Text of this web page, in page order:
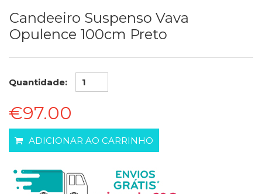
Candeeiro Suspenso Vava
Opulence 100cm Preto
Quantidade:
€97.00
ADICIONAR AO CARRINHO